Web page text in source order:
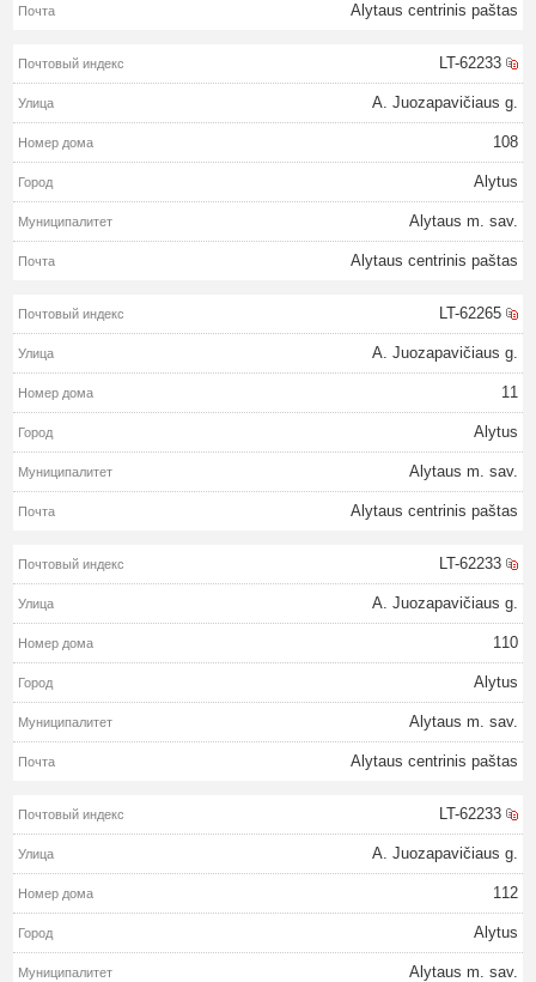
Alytaus centrinis paštas
LT-62233
A. Juozapavičiaus g.
108
Alytus
Alytaus m. sav.
Alytaus centrinis paštas
LT-62265
A. Juozapavičiaus g.
11
Alytus
Alytaus m. sav.
Alytaus centrinis paštas
LT-62233
A. Juozapavičiaus g.
110
Alytus
Alytaus m. sav.
Alytaus centrinis paštas
LT-62233
A. Juozapavičiaus g.
112
Alytus
Alytaus m. sav.